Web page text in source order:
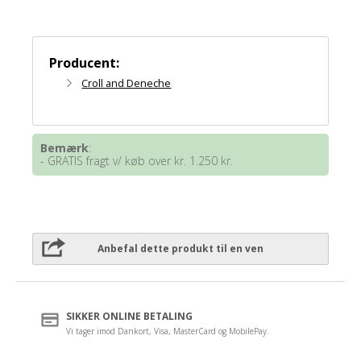
Producent:
Croll and Deneche
Bemærk:
- GRATIS fragt v/ køb over kr. 1.250 kr.
Anbefal dette produkt til en ven
SIKKER ONLINE BETALING
Vi tager imod Dankort, Visa, MasterCard og MobilePay.